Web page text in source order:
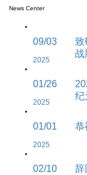
News Center
09/03
2025
致
战
01/26
2025
纪
01/01
2025
恭
02/10
辞